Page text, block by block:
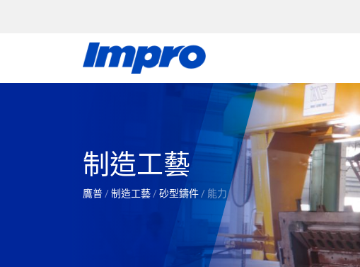
制造工藝
鷹普 / 制造工藝 / 砂型鑄件 / 能力